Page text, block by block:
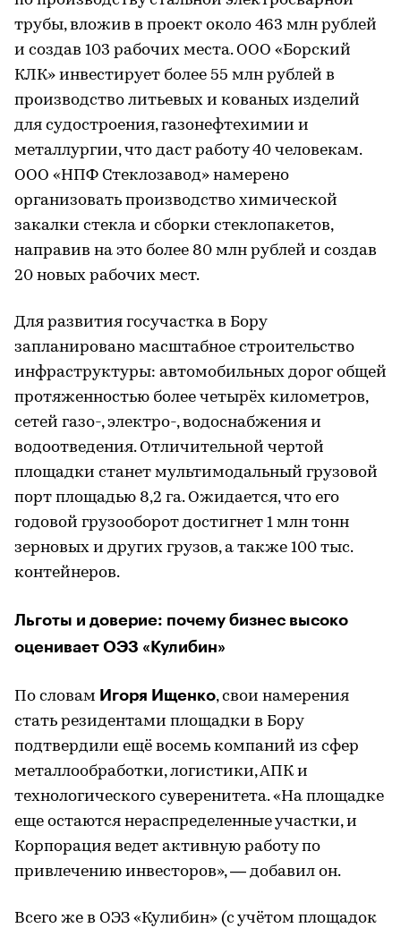
трубы, вложив в проект около 463 млн рублей
и создав 103 рабочих места. ООО «Борский
КЛК» инвестирует более 55 млн рублей в
производство литьевых и кованых изделий
для судостроения, газонефтехимии и
металлургии, что даст работу 40 человекам.
ООО «НПФ Стеклозавод» намерено
организовать производство химической
закалки стекла и сборки стеклопакетов,
направив на это более 80 млн рублей и создав
20 новых рабочих мест.
Для развития госучастка в Бору
запланировано масштабное строительство
инфраструктуры: автомобильных дорог общей
протяженностью более четырёх километров,
сетей газо-, электро-, водоснабжения и
водоотведения. Отличительной чертой
площадки станет мультимодальный грузовой
порт площадью 8,2 га. Ожидается, что его
годовой грузооборот достигнет 1 млн тонн
зерновых и других грузов, а также 100 тыс.
контейнеров.
Льготы и доверие: почему бизнес высоко
оценивает ОЭЗ «Кулибин»
По словам Игоря Ищенко, свои намерения
стать резидентами площадки в Бору
подтвердили ещё восемь компаний из сфер
металлообработки, логистики, АПК и
технологического суверенитета. «На площадке
еще остаются нераспределенные участки, и
Корпорация ведет активную работу по
привлечению инвесторов», — добавил он.
Всего же в ОЭЗ «Кулибин» (с учётом площадок